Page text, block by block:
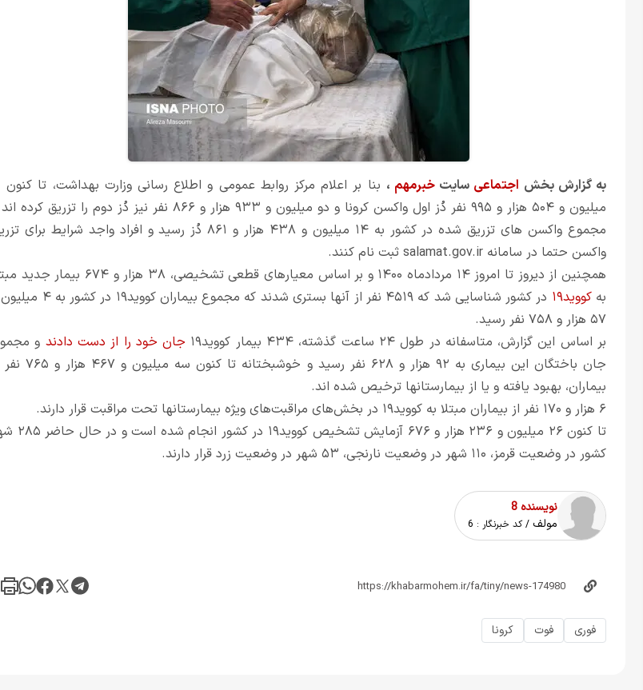
به گزارش بخش اجتماعی سایت خبرمهم ،
میلیون و ۵۰۴ هزار و ۹۹۵ نفر دُز اول واکسن کرونا و دو میلیون و ۹۳۳ هزار و ۸۶۶ نفر نیز دُز دوم را تزریق
مجموع واکسن های تزریق شده در کشور به ۱۴ میلیون و ۴۳۸ هزار و ۸۶۱ دُز رسید و افراد واجد شرایط برای
واکسن حتما در سامانه salamat.gov.ir ثبت نام کنند.
همچنین از دیروز تا امروز ۱۴ مردادماه ۱۴۰۰ و بر اساس معیارهای قطعی تشخیصی، ۳۸ هزار و ۶۷۴
بهکووید۱۹
در کشور شناسایی شد که ۴۵۱۹ نفر از آنها بستری شدند که مجموع بیماران
۵۷ هزار و ۷۵۸ نفر رسید.
بر اساس این گزارش، متاسفانه در طول ۲۴ ساعت گذشته، ۴۳۴ بیمار کووید۱۹
جان خود را از دست دادند و
جان باختگان این بیماری به ۹۲ هزار و ۶۲۸ نفر رسید و خوشبختانه تا
بیماران، بهبود یافته و یا از بیمارستانها ترخیص شده اند.
۶ هزار و ۱۷۰ نفر از بیماران مبتلا به کووید۱۹ در بخش‌های مراقبت‌های ویژه بیمارستانها تحت مراقبت قرار دارند.
تا کنون ۲۶ میلیون و ۲۳۶ هزار و ۶۷۶ آزمایش
کشور در وضعیت قرمز، ۱۱۰ شهر در وضعیت نارنجی، ۵۳ شهر در وضعیت زرد قرار دارند.
نویسنده 8
مولف / کد خبرنگار : 6
فوری فوت کرونا